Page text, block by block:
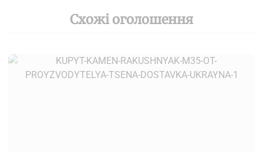
Схожі оголошення